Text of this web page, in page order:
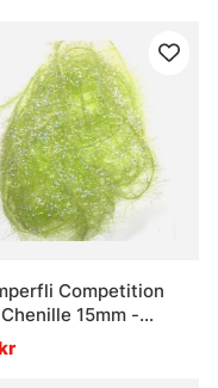
Competition
15mm -
Lime